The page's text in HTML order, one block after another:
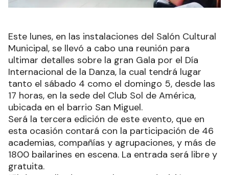
Este lunes, en las instalaciones del Salón Cultural
Municipal, se llevó a cabo una reunión para
ultimar detalles sobre la gran Gala por el Día
Internacional de la Danza, la cual tendrá lugar
tanto el sábado 4 como el domingo 5, desde las
17 horas, en la sede del Club Sol de América,
ubicada en el barrio San Miguel.
Será la tercera edición de este evento, que en
esta ocasión contará con la participación de 46
academias, compañías y agrupaciones, y más de
1800 bailarines en escena. La entrada será libre y
gratuita.